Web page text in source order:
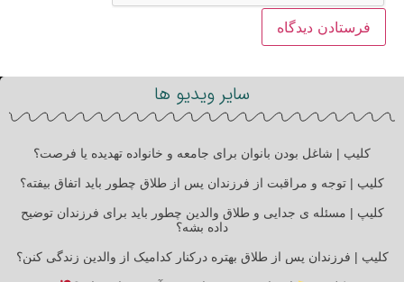
سایر ویدیو ها
کلیپ | شاغل بودن بانوان برای جامعه و خانواده تهدیده یا فرصت؟
کلیپ | توجه و مراقبت از فرزندان پس از طلاق چطور باید اتفاق بیفته؟
کلیپ | مسئله ی جدایی و طلاق والدین چطور باید برای فرزندان توضیح
داده بشه؟
کلیپ | فرزندان پس از طلاق بهتره درکنار کدامیک از والدین زندگی کنن؟